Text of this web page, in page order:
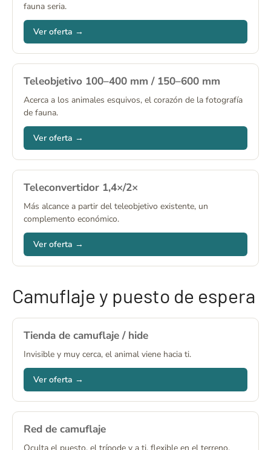
fauna seria.
Ver oferta →
Teleobjetivo 100–400 mm / 150–600 mm
Acerca a los animales esquivos, el corazón de la fotografía
de fauna.
Ver oferta →
Teleconvertidor 1,4×/2×
Más alcance a partir del teleobjetivo existente, un
complemento económico.
Ver oferta →
Camuflaje y puesto de espera
Tienda de camuflaje / hide
Invisible y muy cerca, el animal viene hacia ti.
Ver oferta →
Red de camuflaje